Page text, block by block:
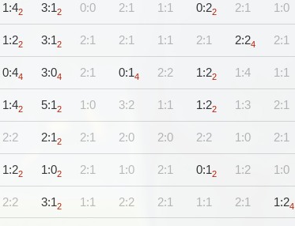
1:42 3:12 0:0 2:1 1:1 0:22 2:1 1:0
1:22 3:12 2:1 2:1 1:1 2:1 2:24 2:1
0:44 3:04 2:1 0:14 2:2 1:22 1:4 1:1
1:42 5:12 1:0 3:2 1:1 1:22 1:3 2:1
2:2 2:12 2:1 2:0 2:0 2:2 1:0 2:1
1:22 1:02 2:1 1:0 2:1 0:12 1:2 1:0
2:2 3:12 1:1 2:2 2:1 1:1 2:1 1:24